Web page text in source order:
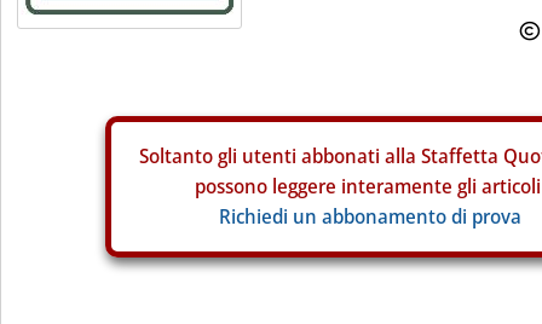
Soltanto gli utenti abbonati alla Staffetta
possono leggere interamente gli
Richiedi un abbonamento di prova